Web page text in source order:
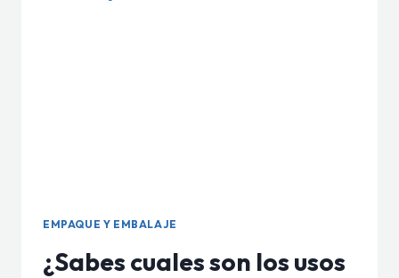
EMPAQUE Y EMBALAJE
¿Sabes cuales son los usos